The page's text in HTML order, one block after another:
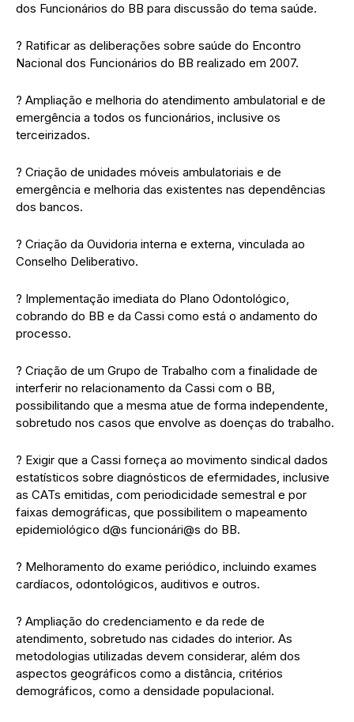
dos Funcionários do BB para discussão do tema saúde.
? Ratificar as deliberações sobre saúde do Encontro
Nacional dos Funcionários do BB realizado em 2007.
? Ampliação e melhoria do atendimento ambulatorial e de
emergência a todos os funcionários, inclusive os
terceirizados.
? Criação de unidades móveis ambulatoriais e de
emergência e melhoria das existentes nas dependências
dos bancos.
? Criação da Ouvidoria interna e externa, vinculada ao
Conselho Deliberativo.
? Implementação imediata do Plano Odontológico,
cobrando do BB e da Cassi como está o andamento do
processo.
? Criação de um Grupo de Trabalho com a finalidade de
interferir no relacionamento da Cassi com o BB,
possibilitando que a mesma atue de forma independente,
sobretudo nos casos que envolve as doenças do trabalho.
? Exigir que a Cassi forneça ao movimento sindical dados
estatísticos sobre diagnósticos de efermidades, inclusive
as CATs emitidas, com periodicidade semestral e por
faixas demográficas, que possibilitem o mapeamento
epidemiológico d@s funcionári@s do BB.
? Melhoramento do exame periódico, incluindo exames
cardíacos, odontológicos, auditivos e outros.
? Ampliação do credenciamento e da rede de
atendimento, sobretudo nas cidades do interior. As
metodologias utilizadas devem considerar, além dos
aspectos geográficos como a distância, critérios
demográficos, como a densidade populacional.